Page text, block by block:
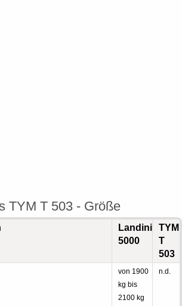
TYM T 503 - Größe
Landini
5000
TYM
T
503
von 1900
kg bis
2100 kg
n.d.